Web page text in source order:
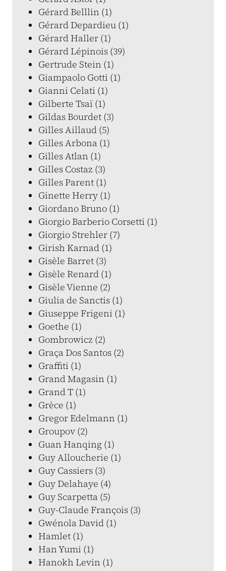
Gérard Belllin (1)
Gérard Depardieu (1)
Gérard Haller (1)
Gérard Lépinois (39)
Gertrude Stein (1)
Giampaolo Gotti (1)
Gianni Celati (1)
Gilberte Tsaï (1)
Gildas Bourdet (3)
Gilles Aillaud (5)
Gilles Arbona (1)
Gilles Atlan (1)
Gilles Costaz (3)
Gilles Parent (1)
Ginette Herry (1)
Giordano Bruno (1)
Giorgio Barberio Corsetti (1)
Giorgio Strehler (7)
Girish Karnad (1)
Gisèle Barret (3)
Gisèle Renard (1)
Gisèle Vienne (2)
Giulia de Sanctis (1)
Giuseppe Frigeni (1)
Goethe (1)
Gombrowicz (2)
Graça Dos Santos (2)
Graffiti (1)
Grand Magasin (1)
Grand T (1)
Grèce (1)
Gregor Edelmann (1)
Groupov (2)
Guan Hanqing (1)
Guy Alloucherie (1)
Guy Cassiers (3)
Guy Delahaye (4)
Guy Scarpetta (5)
Guy-Claude François (3)
Gwénola David (1)
Hamlet (1)
Han Yumi (1)
Hanokh Levin (1)